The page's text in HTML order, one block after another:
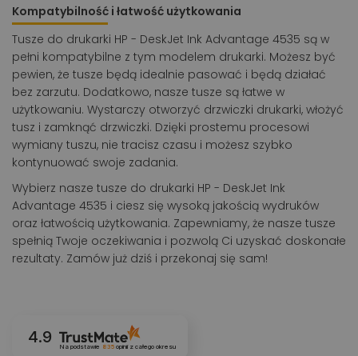
Kompatybilność i łatwość użytkowania
Tusze do drukarki HP - DeskJet Ink Advantage 4535 są w
pełni kompatybilne z tym modelem drukarki. Możesz być
pewien, że tusze będą idealnie pasować i będą działać
bez zarzutu. Dodatkowo, nasze tusze są łatwe w
użytkowaniu. Wystarczy otworzyć drzwiczki drukarki, włożyć
tusz i zamknąć drzwiczki. Dzięki prostemu procesowi
wymiany tuszu, nie tracisz czasu i możesz szybko
kontynuować swoje zadania.
Wybierz nasze tusze do drukarki HP - DeskJet Ink
Advantage 4535 i ciesz się wysoką jakością wydruków
oraz łatwością użytkowania. Zapewniamy, że nasze tusze
spełnią Twoje oczekiwania i pozwolą Ci uzyskać doskonałe
rezultaty. Zamów już dziś i przekonaj się sam!
4.9
Na podstawie 835opinii z całego okresu